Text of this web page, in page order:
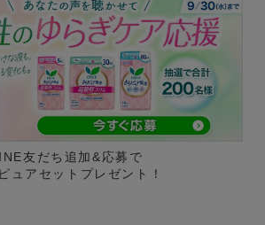
友だち追加&応募で
ュアセットプレゼント！